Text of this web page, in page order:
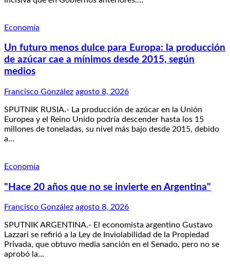
Economía
Un futuro menos dulce para Europa: la producción
de azúcar cae a mínimos desde 2015, según
medios
Francisco González agosto 8, 2026
SPUTNIK RUSIA.- La producción de azúcar en la Unión
Europea y el Reino Unido podría descender hasta los 15
millones de toneladas, su nivel más bajo desde 2015, debido
a…
Economía
"Hace 20 años que no se invierte en Argentina"
Francisco González agosto 8, 2026
SPUTNIK ARGENTINA.- El economista argentino Gustavo
Lazzari se refirió a la Ley de Inviolabilidad de la Propiedad
Privada, que obtuvo media sanción en el Senado, pero no se
aprobó la…